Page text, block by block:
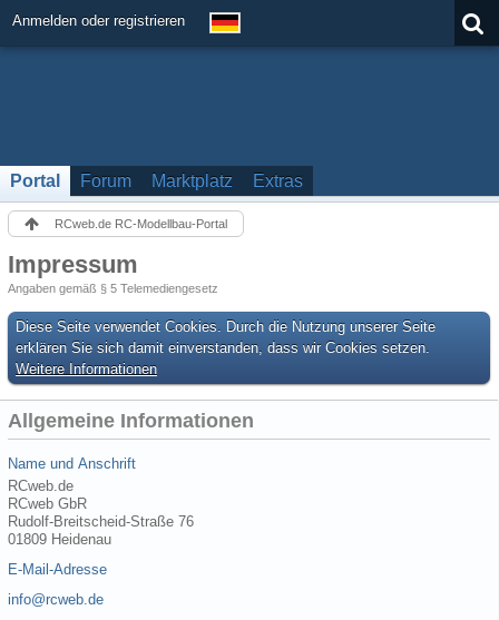
Anmelden oder registrieren
Portal Forum Marktplatz Extras
RCweb.de RC-Modellbau-Portal
Impressum
Angaben gemäß § 5 Telemediengesetz
Diese Seite verwendet Cookies. Durch die Nutzung unserer Seite
erklären Sie sich damit einverstanden, dass wir Cookies setzen.
Weitere Informationen
Allgemeine Informationen
Name und Anschrift
RCweb.de
RCweb GbR
Rudolf-Breitscheid-Straße 76
01809 Heidenau
E-Mail-Adresse
info@rcweb.de